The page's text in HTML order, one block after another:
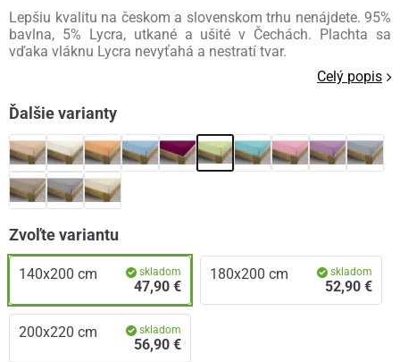
Lepšiu kvalitu na českom a slovenskom trhu nenájdete. 95%
bavlna, 5% Lycra, utkané a ušité v Čechách. Plachta sa
vďaka vláknu Lycra nevyťahá a nestratí tvar.
Celý popis
Ďalšie varianty
Zvoľte variantu
140x200 cm skladom
47,90 €
180x200 cm skladom
52,90 €
200x220 cm skladom
56,90 €